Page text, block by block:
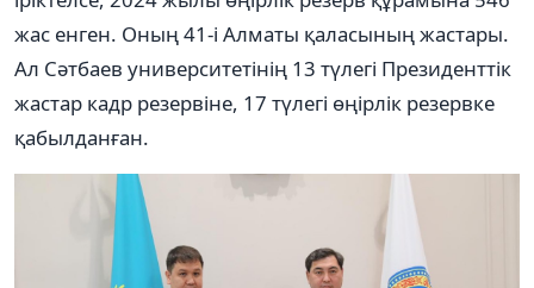
жас енген. Оның 41-і Алматы қаласының жастары.
Ал Сәтбаев университетінің 13 түлегі Президенттік
жастар кадр резервіне, 17 түлегі өңірлік резервке
қабылданған.